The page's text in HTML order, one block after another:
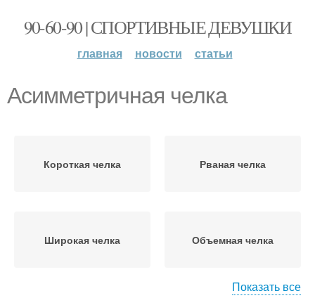
90-60-90 | СПОРТИВНЫЕ ДЕВУШКИ
главная новости статьи
Асимметричная челка
Короткая челка Рваная челка
Широкая челка Объемная челка
Показать все